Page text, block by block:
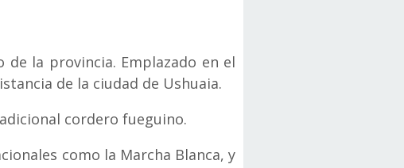
la provincia. Emplazado en el
de la ciudad de Ushuaia.
cordero fueguino.
como la Marcha Blanca, y